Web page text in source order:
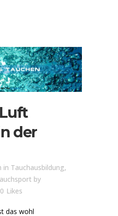
Luft
der
in Tauchausbildung,
by
0 Likes
das wohl